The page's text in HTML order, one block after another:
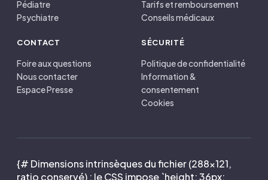
Pédiatre
Psychiatre
Tarifs et remboursement
Conseils médicaux
CONTACT
Foire aux questions
Nous contacter
Espace Presse
SÉCURITÉ
Politique de confidentialité
Information &
consentement
Cookies
{# Dimensions intrinsèques du fichier (288×121,
ratio conservé) : le CSS impose `height: 36px;